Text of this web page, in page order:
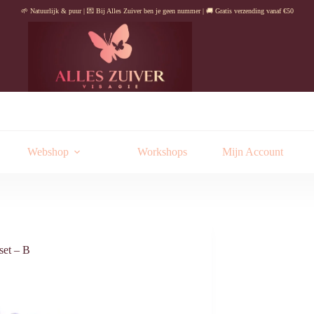
🌱 Natuurlijk & puur | 💌 Bij Alles Zuiver ben je geen nummer | 🚚 Gratis verzending vanaf €50
Webshop Workshops Mijn Account
– B